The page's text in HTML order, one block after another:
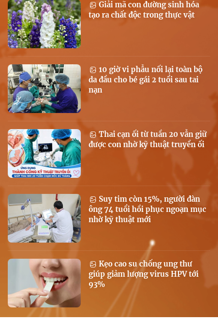
Giải mã con đường sinh hóa
tạo ra chất độc trong thực vật
10 giờ vi phẫu nối lại toàn bộ
da đầu cho bé gái 2 tuổi sau tai
nạn
Thai cạn ối từ tuần 20 vẫn giữ
được con nhờ kỹ thuật truyền ối
Suy tim còn 15%, người đàn
ông 74 tuổi hồi phục ngoạn mục
nhờ kỹ thuật mới
Kẹo cao su chống ung thư
giúp giảm lượng virus HPV tới
93%